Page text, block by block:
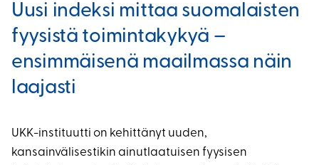
Uusi indeksi mittaa suomalaisten
fyysistä toimintakykyä –
ensimmäisenä maailmassa näin
laajasti
UKK-instituutti on kehittänyt uuden,
kansainvälisestikin ainutlaatuisen fyysisen